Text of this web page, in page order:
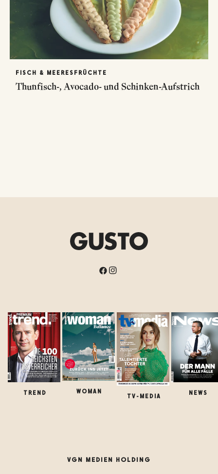
FISCH & MEERESFRÜCHTE
Thunfisch-, Avocado- und Schinken-Aufstrich
TREND WOMAN
TV-MEDIA
NEWS
VGN MEDIEN HOLDING